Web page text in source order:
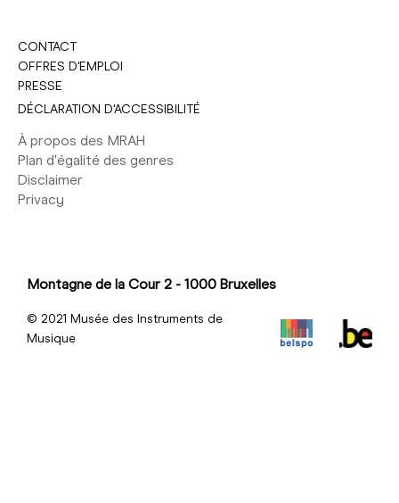
CONTACT
OFFRES D'EMPLOI
PRESSE
DÉCLARATION D'ACCESSIBILITÉ
À propos des MRAH
Plan d'égalité des genres
Disclaimer
Privacy
Montagne de la Cour 2 - 1000 Bruxelles
© 2021 Musée des Instruments de
Musique